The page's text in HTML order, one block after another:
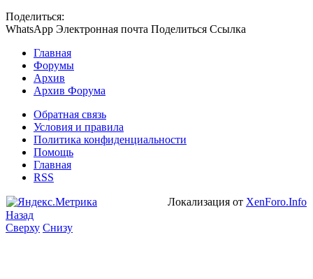
Поделиться:
WhatsApp Электронная почта Поделиться Ссылка
Главная
Форумы
Архив
Архив Форума
Обратная связь
Условия и правила
Политика конфиденциальности
Помощь
Главная
RSS
Локализация от XenForo.Info
Назад
Сверху Снизу